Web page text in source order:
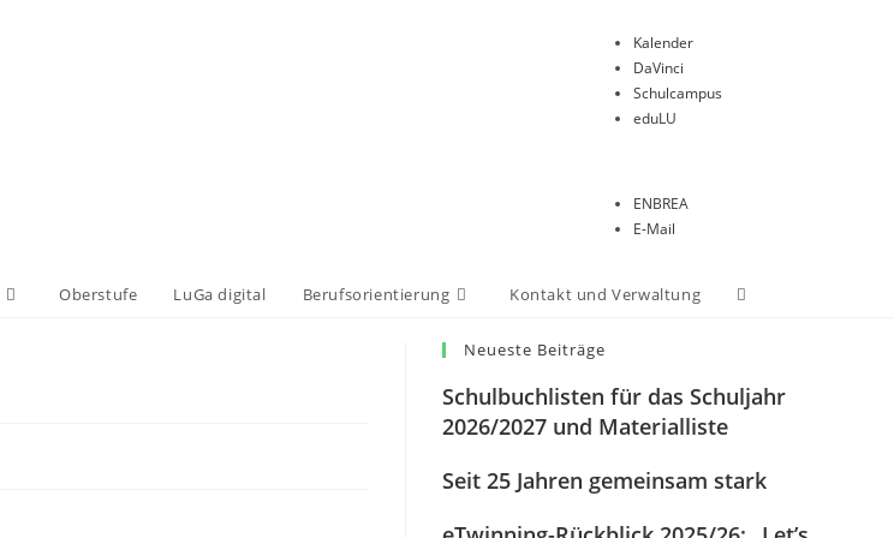
Kalender
DaVinci
Schulcampus
eduLU
ENBREA
E-Mail
Oberstufe LuGa digital Berufsorientierung Kontakt und Verwaltung
Neueste Beiträge
Schulbuchlisten für das Schuljahr
2026/2027 und Materialliste
Seit 25 Jahren gemeinsam stark